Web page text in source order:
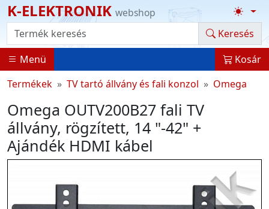
K-ELEKTRONIK webshop
Termék kereső
Keresés
Menü
Kosár
Termékek
TV tartó állvány és fali konzol Omega
Omega OUTV200B27 fali TV
állvány, rögzített, 14 "-42" +
Ajándék HDMI kábel